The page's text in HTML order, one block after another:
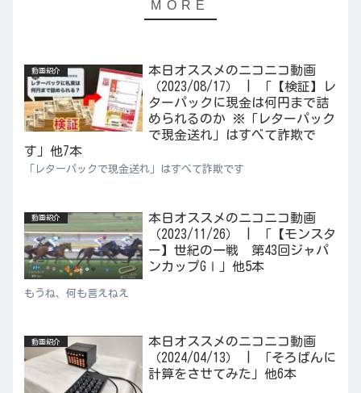
動画紹介
本日オススメのニコニコ動画
（2023/08/17） | 「【検証】レ
ターパックに現金は何円まで詰
められるのか ※「レターパック
で現金送れ」はすべて詐欺で
す」他7本
「レターパックで現金送れ」はすべて詐欺です
動画紹介
本日オススメのニコニコ動画
（2023/11/26） | 「【モンスタ
ー】世紀の一戦 第43回ジャパ
ンカップGⅠ」他5本
もうね、何も言えねえ
動画紹介
本日オススメのニコニコ動画
（2024/04/13） | 「そろばんに
計算をさせてみた」他6本